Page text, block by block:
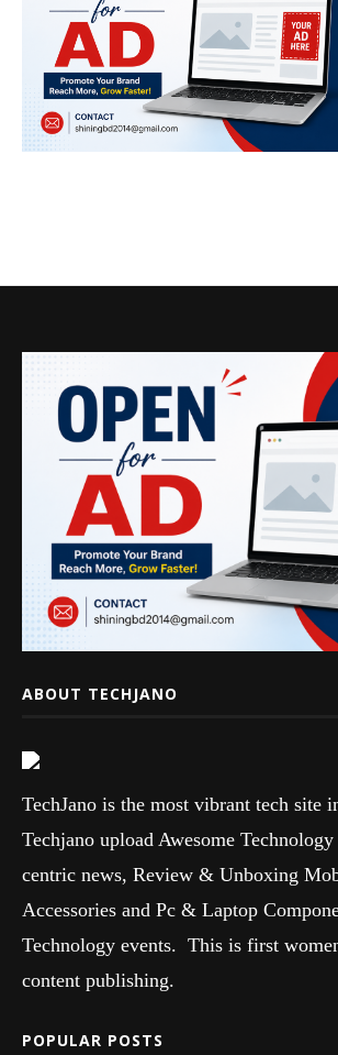
ABOUT TECHJANO
TechJano is the most vibrant tech site
Techjano upload Awesome Technology
centric news, Review & Unboxing
Accessories and Pc & Laptop
Technology events. This is first
content publishing.
POPULAR POSTS